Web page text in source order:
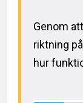
Genom
riktning
hur